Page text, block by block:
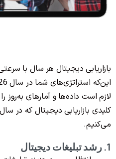
بازاریابی دیجیتال هر سال با
می‌کنیم.
1. رشد تبلیغات دیجیتال